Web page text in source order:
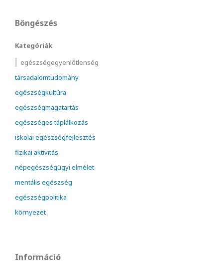
Böngészés
Kategóriák
egészségegyenlőtlenség
társadalomtudomány
egészségkultúra
egészségmagatartás
egészséges táplálkozás
iskolai egészségfejlesztés
fizikai aktivitás
népegészségügyi elmélet
mentális egészség
egészségpolitika
környezet
Információ